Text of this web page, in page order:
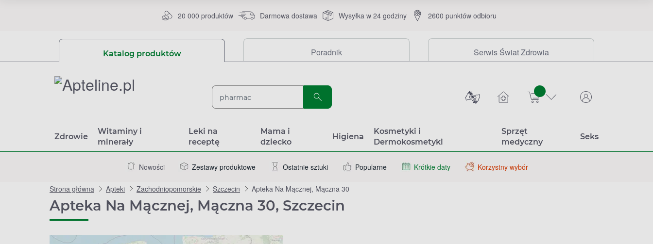
20 000 produktów Darmowa dostawa Wysyłka w 24 godziny 2600 punktów odbioru
Katalog produktów Poradnik Serwis Świat Zdrowia
sztuk
Zdrowie
Witaminy i
minerały
Leki na
receptę
Mama i
dziecko
Higiena
Kosmetyki i
Dermokosmetyki
Sprzęt
medyczny
Seks
Nowości Zestawy produktowe Ostatnie sztuki Popularne Krótkie daty Korzystny wybór
Strona główna Apteki Zachodniopomorskie Szczecin Apteka Na Mącznej, Mączna 30
Apteka Na Mącznej, Mączna 30, Szczecin